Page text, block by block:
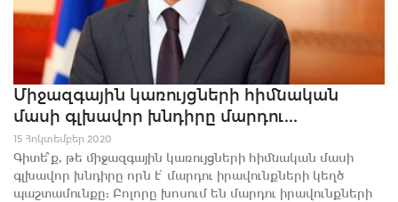
Միջազգային կառույցների հիմնական
մասի գլխավոր խնդիրը մարդու...
15 Հոկտեմբեր 2020
Գիտե՞ք, թե միջազգային կառույցների հիմնական մասի
գլխավոր խնդիրը որն է՝ մարդու իրավունքների կեղծ
պաշտամունքը: Բոլորը խոսում են մարդու իրավունքների